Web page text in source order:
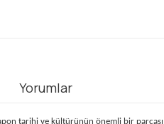
Yorumlar
tarihi ve kültürünün önemli bir